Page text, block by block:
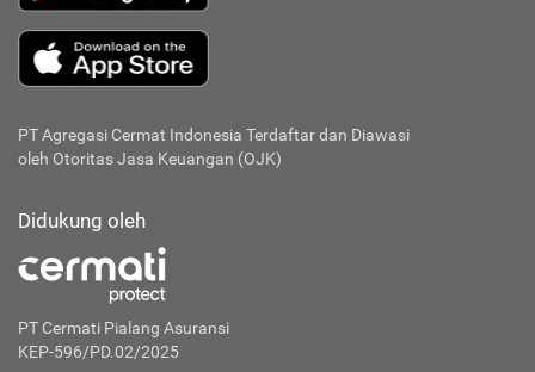
PT Agregasi Cermat Indonesia Terdaftar dan Diawasi
oleh Otoritas Jasa Keuangan (OJK)
Didukung oleh
PT Cermati Pialang Asuransi
KEP-596/PD.02/2025